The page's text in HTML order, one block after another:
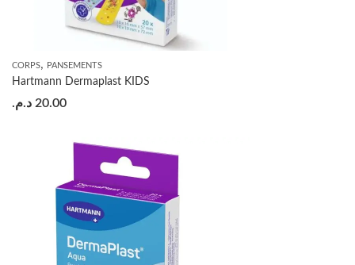
CORPS, PANSEMENTS
Hartmann Dermaplast KIDS
20.00 د.م.